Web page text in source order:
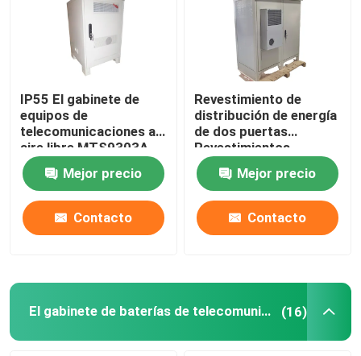
IP55 El gabinete de
equipos de
telecomunicaciones al
aire libre MTS9303A-
HX10A1
Mejor precio
Contacto
Revestimiento de
distribución de energía
de dos puertas
Revestimientos
callejeros de
telecomunicaciones a
prueba de polvo IP55-
IP68
Mejor precio
Contacto
El gabinete de baterías de telecomunicaciones (16)